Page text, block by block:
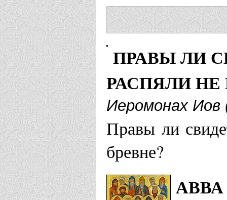
ПРАВЫ ЛИ
РАСПЯЛИ НЕ
Иеромонах Иов
Правы ли
бревне?